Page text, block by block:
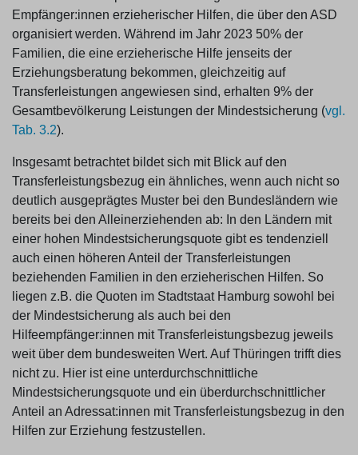
Empfänger:innen erzieherischer Hilfen, die über den ASD
organisiert werden. Während im Jahr 2023 50% der
Familien, die eine erzieherische Hilfe jenseits der
Erziehungsberatung bekommen, gleichzeitig auf
Transferleistungen angewiesen sind, erhalten 9% der
Gesamtbevölkerung Leistungen der Mindestsicherung (vgl.
Tab. 3.2).
Insgesamt betrachtet bildet sich mit Blick auf den
Transferleistungsbezug ein ähnliches, wenn auch nicht so
deutlich ausgeprägtes Muster bei den Bundesländern wie
bereits bei den Alleinerziehenden ab: In den Ländern mit
einer hohen Mindestsicherungsquote gibt es tendenziell
auch einen höheren Anteil der Transferleistungen
beziehenden Familien in den erzieherischen Hilfen. So
liegen z.B. die Quoten im Stadtstaat Hamburg sowohl bei
der Mindestsicherung als auch bei den
Hilfeempfänger:innen mit Transferleistungsbezug jeweils
weit über dem bundesweiten Wert. Auf Thüringen trifft dies
nicht zu. Hier ist eine unterdurchschnittliche
Mindestsicherungsquote und ein überdurchschnittlicher
Anteil an Adressat:innen mit Transferleistungsbezug in den
Hilfen zur Erziehung festzustellen.